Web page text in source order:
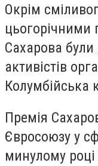
Окрім
цьогорічними
Сахарова
активістів
Колумбійська
Премія
Євросоюзу у
минулому році